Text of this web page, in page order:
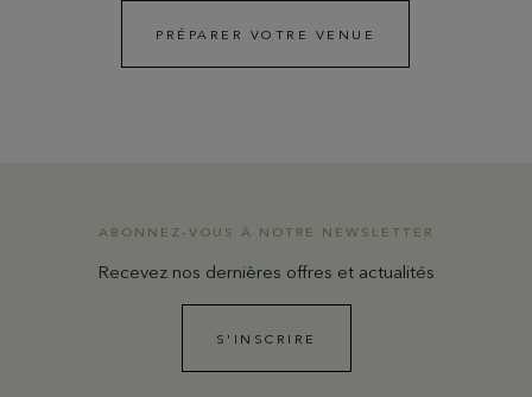
PRÉPARER VOTRE VENUE
ABONNEZ-VOUS À NOTRE NEWSLETTER
Recevez nos dernières offres et actualités
S'INSCRIRE